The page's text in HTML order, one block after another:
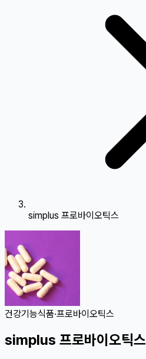
simplus 프로바이오틱스
건강기능식품·프로바이오틱스
simplus 프로바이오틱스